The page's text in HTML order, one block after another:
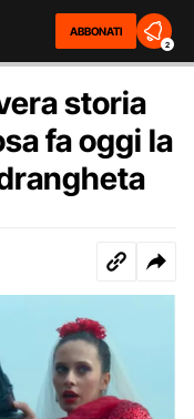
ABBONATI
2
storia
fa oggi la